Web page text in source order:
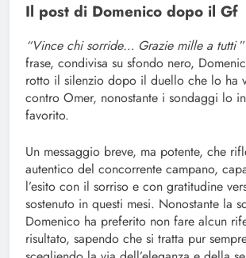
Il post di Domenico dopo il Gf
“Vince chi sorride… Grazie mille a tutti
frase, condivisa su sfondo nero,
rotto il silenzio dopo il duello che lo ha
contro Omer, nonostante i sondaggi lo
favorito.
Un messaggio breve, ma potente, che
autentico del concorrente campano,
l’esito con il sorriso e con gratitudine
sostenuto in questi mesi. Nonostante la
Domenico ha preferito non fare alcun
risultato, sapendo che si tratta pur